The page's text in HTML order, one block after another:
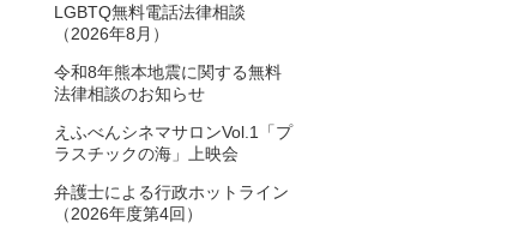
2025年7月
2025年6月
2025年5月 6
2025年4月
2025年3月
LGBTQ無料電話法律相談
（2026年8月）
令和8年熊本地震に関する無料
法律相談のお知らせ
えふべんシネマサロンVol.1「プ
ラスチックの海」上映会
弁護士による行政ホットライン
（2026年度第4回）